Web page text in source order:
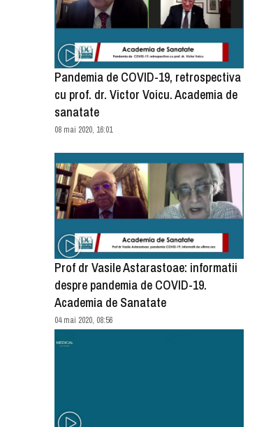
Pandemia de COVID-19, retrospectiva
cu prof. dr. Victor Voicu. Academia de
sanatate
08 mai 2020, 16:01
Prof dr Vasile Astarastoae: informatii
despre pandemia de COVID-19.
Academia de Sanatate
04 mai 2020, 08:56